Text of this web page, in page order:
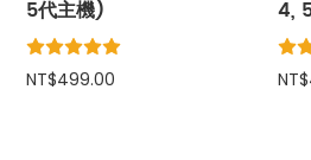
5代主機)
NT$499.00
4,